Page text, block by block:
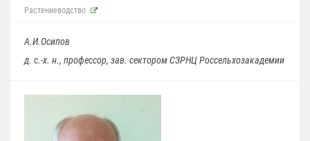
Растениеводство
А.И.Осипов
д. с.-х. н., профессор, зав. сектором СЗРНЦ Россельхозакадемии